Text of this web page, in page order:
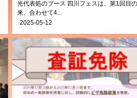
光代表処のブース 四川フェスは、第1回目
来、合わせて4...
2025-05-12